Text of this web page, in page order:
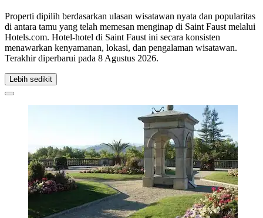
Properti dipilih berdasarkan ulasan wisatawan nyata dan popularitas
di antara tamu yang telah memesan menginap di Saint Faust melalui
Hotels.com. Hotel-hotel di Saint Faust ini secara konsisten
menawarkan kenyamanan, lokasi, dan pengalaman wisatawan.
Terakhir diperbarui pada 8 Agustus 2026.
Lebih sedikit